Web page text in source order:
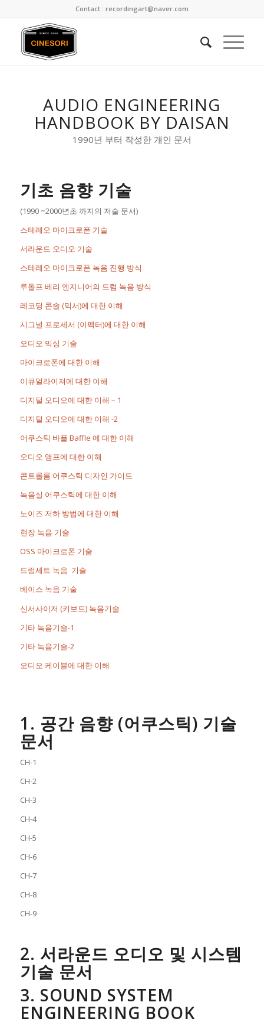
Contact : recordingart@naver.com
AUDIO ENGINEERING
HANDBOOK BY DAISAN
1990년 부터 작성한 개인 문서
기초 음향 기술
(1990 ~2000년초 까지의 저술 문서)
스테레오 마이크로폰 기술
서라운드 오디오 기술
스테레오 마이크로폰 녹음 진행 방식
루돌프 베리 엔지니어의 드럼 녹음 방식
레코딩 콘솔 (믹서)에 대한 이해
시그널 프로세서 (이팩터)에 대한 이해
오디오 믹싱 기술
마이크로폰에 대한 이해
이큐얼라이져에 대한 이해
디지털 오디오에 대한 이해 – 1
디지털 오디오에 대한 이해 -2
어쿠스틱 바플 Baffle 에 대한 이해
오디오 앰프에 대한 이해
콘트롤룸 어쿠스틱 디자인 가이드
녹음실 어쿠스틱에 대한 이해
노이즈 저하 방법에 대한 이해
현장 녹음 기술
OSS 마이크로폰 기술
드럼세트 녹음 기술
베이스 녹음 기술
신서사이저 (키보드) 녹음기술
기타 녹음기술-1
기타 녹음기술-2
오디오 케이블에 대한 이해
1. 공간 음향 (어쿠스틱) 기술
문서
CH-1
CH-2
CH-3
CH-4
CH-5
CH-6
CH-7
CH-8
CH-9
2. 서라운드 오디오 및 시스템
기술 문서
3. SOUND SYSTEM
ENGINEERING BOOK